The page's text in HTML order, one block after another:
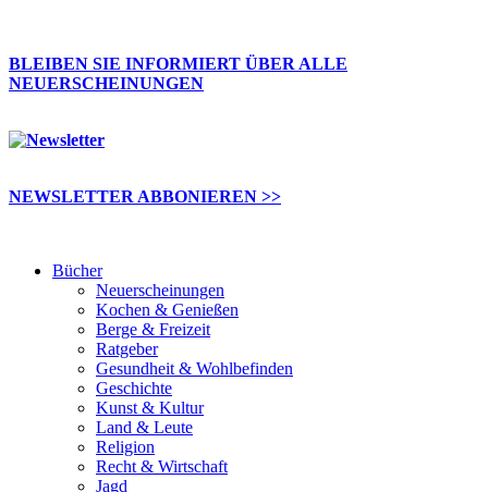
BLEIBEN SIE INFORMIERT ÜBER ALLE
NEUERSCHEINUNGEN
NEWSLETTER ABBONIEREN >>
Bücher
Neuerscheinungen
Kochen & Genießen
Berge & Freizeit
Ratgeber
Gesundheit & Wohlbefinden
Geschichte
Kunst & Kultur
Land & Leute
Religion
Recht & Wirtschaft
Jagd